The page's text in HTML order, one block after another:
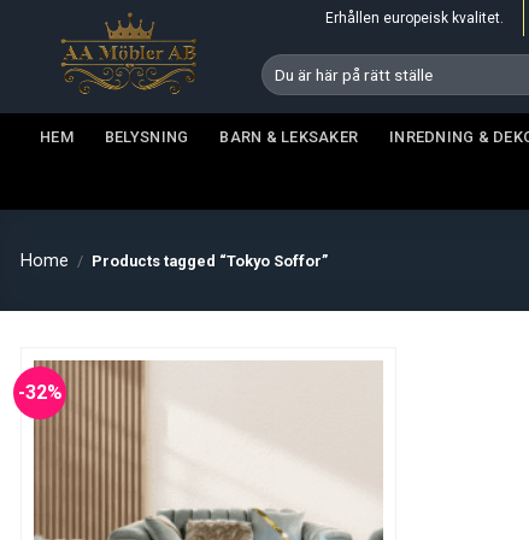
Erhållen europeisk kvalitet.
Search
for:
HEM BELYSNING BARN & LEKSAKER INREDNING &
Home / Products tagged “Tokyo Soffor”
-32%